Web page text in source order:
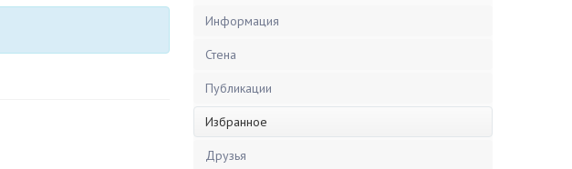
Информация
Стена
Публикации
Избранное
Друзья